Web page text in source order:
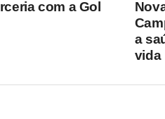
a
vida
com a Gol